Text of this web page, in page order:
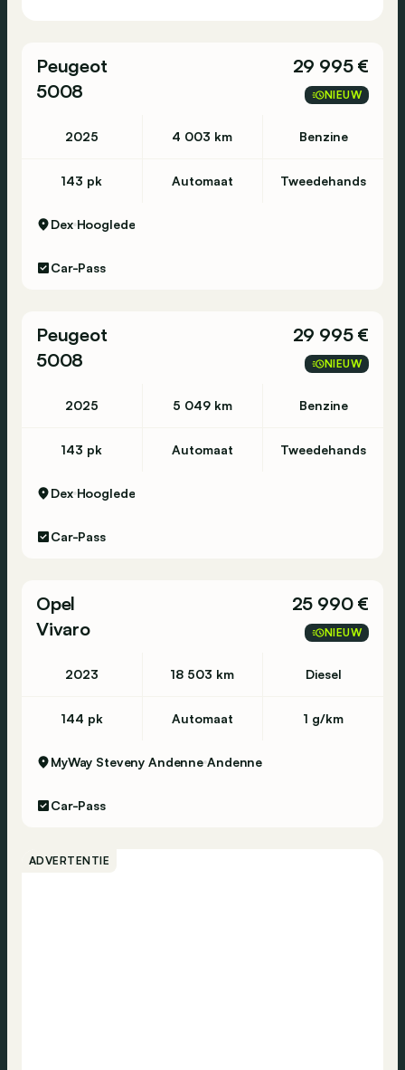
Peugeot
5008
29 995 €
NIEUW
2025 4 003 km Benzine
143 pk Automaat Tweedehands
Dex Hooglede
Car-Pass
Peugeot
5008
29 995 €
NIEUW
2025 5 049 km Benzine
143 pk Automaat Tweedehands
Dex Hooglede
Car-Pass
Opel
Vivaro
25 990 €
NIEUW
2023 18 503 km Diesel
144 pk Automaat 1 g/km
MyWay Steveny Andenne Andenne
Car-Pass
ADVERTENTIE